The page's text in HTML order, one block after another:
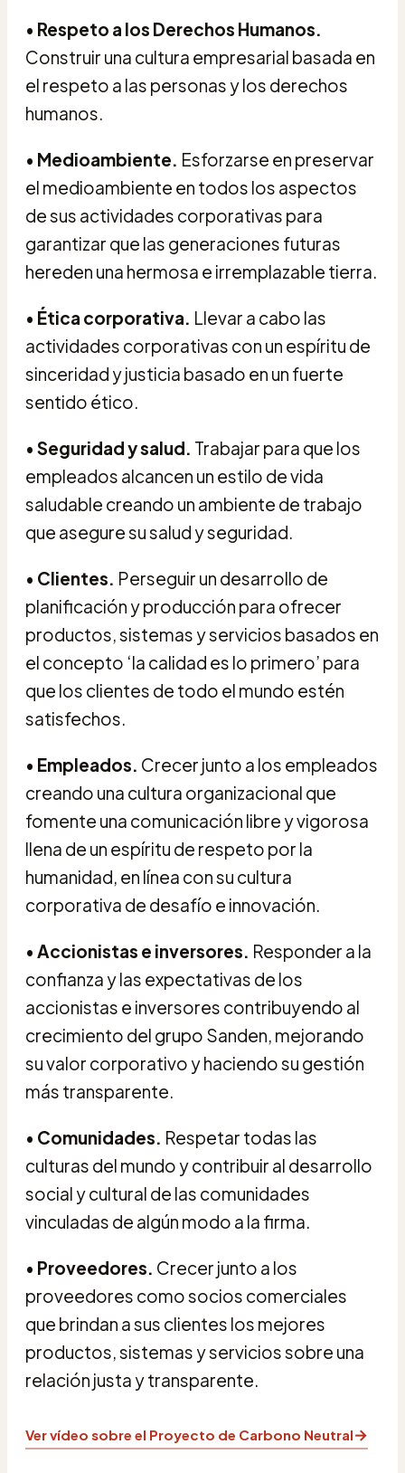
• Respeto a los Derechos Humanos.
Construir una cultura empresarial basada en
el respeto a las personas y los derechos
humanos.
• Medioambiente. Esforzarse en preservar
el medioambiente en todos los aspectos
de sus actividades corporativas para
garantizar que las generaciones futuras
hereden una hermosa e irremplazable tierra.
• Ética corporativa. Llevar a cabo las
actividades corporativas con un espíritu de
sinceridad y justicia basado en un fuerte
sentido ético.
• Seguridad y salud. Trabajar para que los
empleados alcancen un estilo de vida
saludable creando un ambiente de trabajo
que asegure su salud y seguridad.
• Clientes. Perseguir un desarrollo de
planificación y producción para ofrecer
productos, sistemas y servicios basados en
el concepto ‘la calidad es lo primero’ para
que los clientes de todo el mundo estén
satisfechos.
• Empleados. Crecer junto a los empleados
creando una cultura organizacional que
fomente una comunicación libre y vigorosa
llena de un espíritu de respeto por la
humanidad, en línea con su cultura
corporativa de desafío e innovación.
• Accionistas e inversores. Responder a la
confianza y las expectativas de los
accionistas e inversores contribuyendo al
crecimiento del grupo Sanden, mejorando
su valor corporativo y haciendo su gestión
más transparente.
• Comunidades. Respetar todas las
culturas del mundo y contribuir al desarrollo
social y cultural de las comunidades
vinculadas de algún modo a la firma.
• Proveedores. Crecer junto a los
proveedores como socios comerciales
que brindan a sus clientes los mejores
productos, sistemas y servicios sobre una
relación justa y transparente.
Ver vídeo sobre el Proyecto de Carbono Neutral→